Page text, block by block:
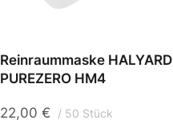
Reinraummaske HALYARD
PUREZERO HM4
22,00 € 50 Stück